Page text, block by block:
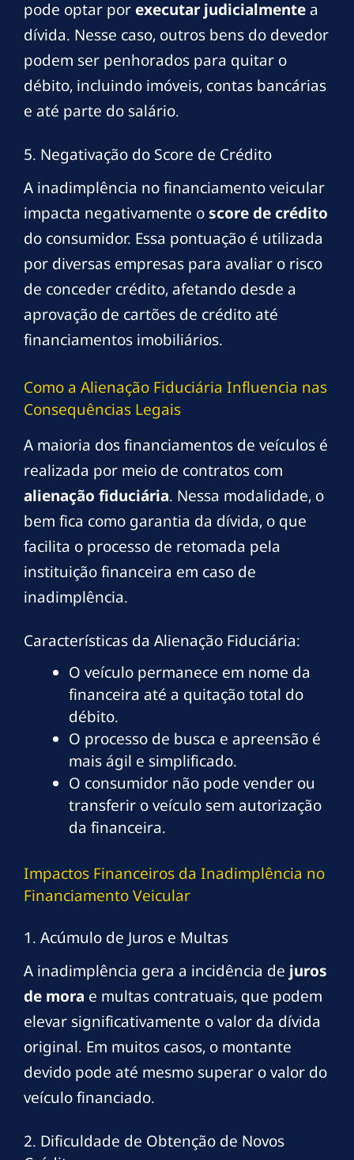
pode optar por executar judicialmentea
dívida. Nesse caso, outros bens do devedor
podem ser penhorados para quitar o
débito, incluindo imóveis, contas bancárias
e até parte do salário.
5. Negativação do Score de Crédito
A inadimplência no financiamento veicular
impacta negativamente oscore de crédito
do consumidor. Essa pontuação é utilizada
por diversas empresas para avaliar o risco
de conceder crédito, afetando desde a
aprovação de cartões de crédito até
financiamentos imobiliários.
Como a Alienação Fiduciária Influencia nas
Consequências Legais
A maioria dos financiamentos de veículos é
realizada por meio de contratos com
alienação fiduciária. Nessa modalidade, o
bem fica como garantia da dívida, o que
facilita o processo de retomada pela
instituição financeira em caso de
inadimplência.
Características da Alienação Fiduciária:
O veículo permanece em nome da
financeira até a quitação total do
débito.
O processo de busca e apreensão é
mais ágil e simplificado.
O consumidor não pode vender ou
transferir o veículo sem autorização
da financeira.
Impactos Financeiros da Inadimplência no
Financiamento Veicular
1. Acúmulo de Juros e Multas
A inadimplência gera a incidência de juros
de mora e multas contratuais, que podem
elevar significativamente o valor da dívida
original. Em muitos casos, o montante
devido pode até mesmo superar o valor do
veículo financiado.
2. Dificuldade de Obtenção de Novos